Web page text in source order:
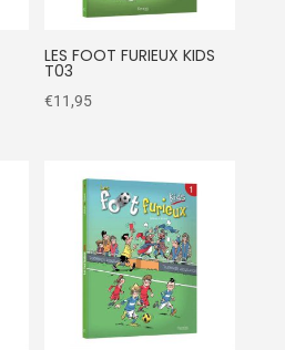
LES FOOT FURIEUX KIDS
T03
€11,95